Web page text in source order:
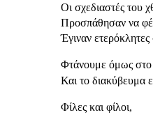
Οι σχεδιαστές του
Προσπάθησαν να
Έγιναν
Φτάνουμε όμως στο
Και το διακύβευμα
Φίλες και φίλοι,